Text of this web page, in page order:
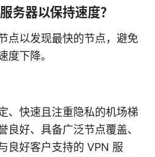
务器以保持速度？
点以发现最快的节点，避免
度下降。
、快速且注重隐私的机场梯
良好、具备广泛节点覆盖、
良好客户支持的 VPN 服